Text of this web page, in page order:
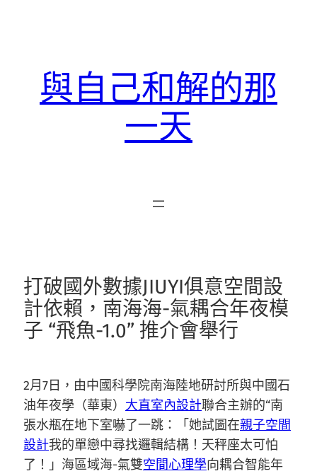
與自己和解的那
一天
打破國外數據JIUYI俱意空間設
計依賴，南海海-氣耦合年夜模
子 “飛魚-1.0” 推介會舉行
2月7日，由中國科學院南海陸地研討所與中國石
油年夜學（華東） 大直室內設計聯合主辦的“南
張水瓶在地下室嚇了一跳：「她試圖在親子空間
設計我的單戀中尋找邏輯結構！天秤座太可怕
了！」海區域海-氣雙空間心理學向耦合智能年